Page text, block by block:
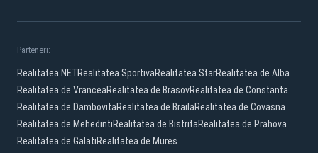
Parteneri:
Realitatea.NETRealitatea SportivaRealitatea StarRealitatea de Alba
Realitatea de VranceaRealitatea de BrasovRealitatea de Constanta
Realitatea de DambovitaRealitatea de BrailaRealitatea de Covasna
Realitatea de MehedintiRealitatea de BistritaRealitatea de Prahova
Realitatea de GalatiRealitatea de Mures